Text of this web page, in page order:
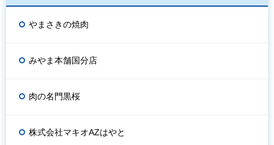
やまさきの焼肉
みやま本舗国分店
肉の名門黒桜
株式会社マキオAZはやと